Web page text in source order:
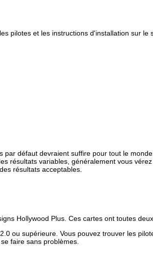
pilotes et les instructions d'installation sur le
défaut devraient suffire pour tout le
résultats variables, généralement vous
résultats acceptables.
Hollywood Plus. Ces cartes ont toutes
ou supérieure. Vous pouvez trouver les
faire sans problèmes.